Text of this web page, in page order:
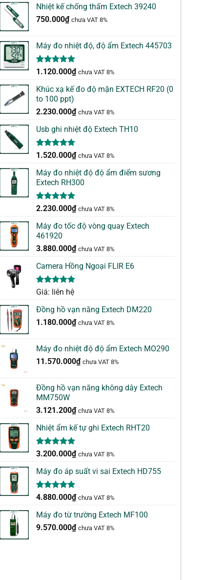
Nhiệt kế chống thấm Extech 39240
750.000₫ chưa VAT 8%
Máy đo nhiệt độ, độ ẩm Extech 445703
5.00trên 5
1
đánh giá
1.120.000₫ chưa VAT 8%
Khúc xạ kế đo độ mặn EXTECH RF20 (0
to 100 ppt)
2.230.000₫ chưa VAT 8%
Usb ghi nhiệt độ Extech TH10
5.00trên 5
1
đánh giá
1.520.000₫ chưa VAT 8%
Máy đo nhiệt độ độ ẩm điểm sương
Extech RH300
5.00trên 5
1
đánh giá
2.230.000₫ chưa VAT 8%
Máy đo tốc độ vòng quay Extech
461920
3.880.000₫ chưa VAT 8%
Camera Hồng Ngoại FLIR E6
5.00 trên 5
1
đánh giá
Giá: liên hệ
Đồng hồ vạn năng Extech DM220
1.180.000₫ chưa VAT 8%
Máy đo nhiệt độ độ ẩm Extech MO290
11.570.000₫ chưa VAT 8%
Đồng hồ vạn năng không dây Extech
MM750W
3.121.200₫ chưa VAT 8%
Nhiệt ẩm kế tự ghi Extech RHT20
5.00trên 5
2
đánh giá
3.200.000₫ chưa VAT 8%
Máy đo áp suất vi sai Extech HD755
5.00trên 5
1
đánh giá
4.880.000₫ chưa VAT 8%
Máy đo từ trường Extech MF100
9.570.000₫ chưa VAT 8%